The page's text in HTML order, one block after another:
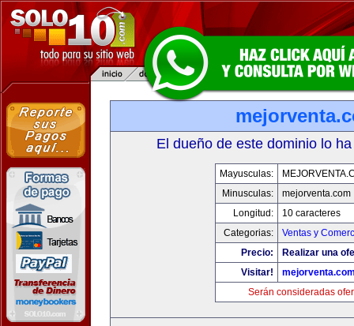
El dueño de este dominio lo
Mayusculas:
Minusculas:
mejorventa.com
Longitud:
10 caracteres
Categorias:
Ventas y
Precio:
Realizar una
Visitar!
Serán consideradas